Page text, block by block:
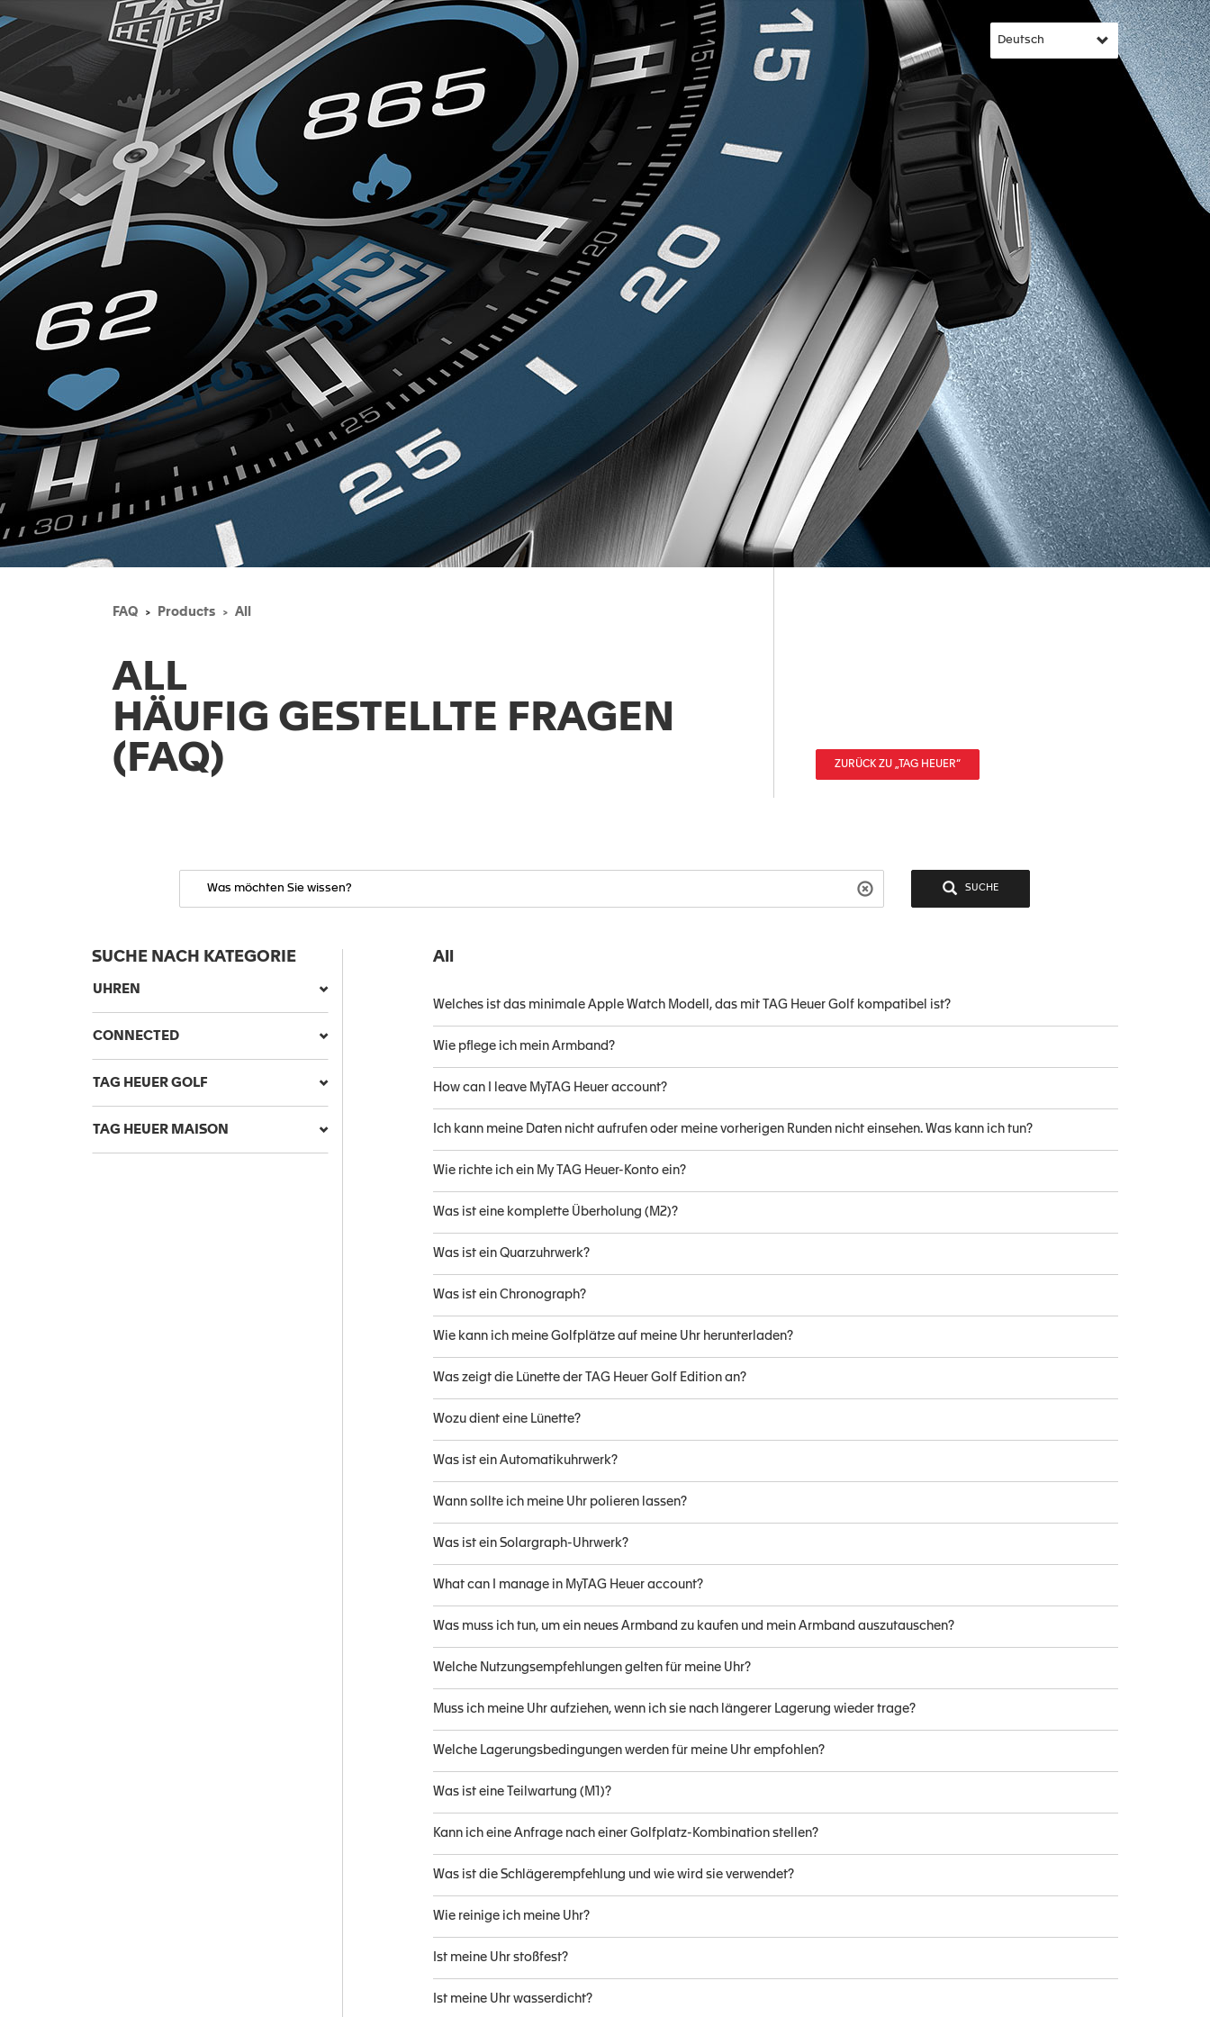
FAQ Products All
ALL
HÄUFIG GESTELLTE FRAGEN
(FAQ)
ZURÜCK ZU „TAG HEUER“
SUCHE
SUCHE NACH KATEGORIE
UHREN
CONNECTED
TAG HEUER GOLF
TAG HEUER MAISON
All
Welches ist das minimale Apple Watch Modell, das mit TAG Heuer Golf kompatibel ist?
Wie pflege ich mein Armband?
How can I leave MyTAG Heuer account?
Ich kann meine Daten nicht aufrufen oder meine vorherigen Runden nicht einsehen. Was kann ich tun?
Wie richte ich ein My TAG Heuer-Konto ein?
Was ist eine komplette Überholung (M2)?
Was ist ein Quarzuhrwerk?
Was ist ein Chronograph?
Wie kann ich meine Golfplätze auf meine Uhr herunterladen?
Was zeigt die Lünette der TAG Heuer Golf Edition an?
Wozu dient eine Lünette?
Was ist ein Automatikuhrwerk?
Wann sollte ich meine Uhr polieren lassen?
Was ist ein Solargraph-Uhrwerk?
What can I manage in MyTAG Heuer account?
Was muss ich tun, um ein neues Armband zu kaufen und mein Armband auszutauschen?
Welche Nutzungsempfehlungen gelten für meine Uhr?
Muss ich meine Uhr aufziehen, wenn ich sie nach längerer Lagerung wieder trage?
Welche Lagerungsbedingungen werden für meine Uhr empfohlen?
Was ist eine Teilwartung (M1)?
Kann ich eine Anfrage nach einer Golfplatz-Kombination stellen?
Was ist die Schlägerempfehlung und wie wird sie verwendet?
Wie reinige ich meine Uhr?
Ist meine Uhr stoßfest?
Ist meine Uhr wasserdicht?